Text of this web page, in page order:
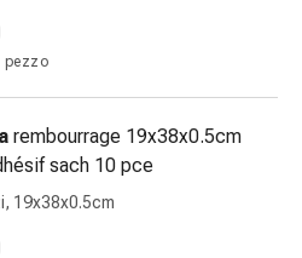
pezzo
rembourrage 19x38x0.5cm
sach 10 pce
19x38x0.5cm